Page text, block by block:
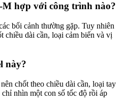
hợp với công trình nào?
bối cảnh thường gặp. Tuy nhiên
chiều dài cần, loại cảm biến và vị
này?
chốt theo chiều dài cần, loại tay
nhìn một con số tốc độ rồi áp